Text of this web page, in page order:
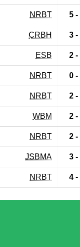
NRBT 5 -
CRBH 3 -
ESB 2 -
NRBT 0 -
NRBT 2 -
WBM 2 -
NRBT 2 -
JSBMA 3 -
NRBT 4 -